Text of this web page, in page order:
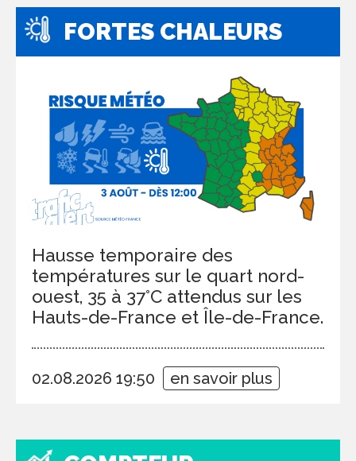
FORTES CHALEURS
Hausse temporaire des
températures sur le quart nord-
ouest, 35 à 37°C attendus sur les
Hauts-de-France et Île-de-France.
02.08.2026 19:50 en savoir plus